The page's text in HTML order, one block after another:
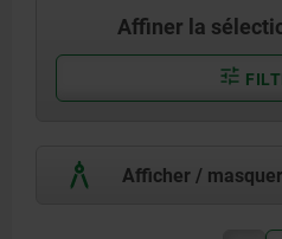
Affiner la
Afficher /